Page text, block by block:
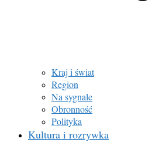
Kraj i świat
Region
Na sygnale
Obronność
Polityka
Kultura i rozrywka